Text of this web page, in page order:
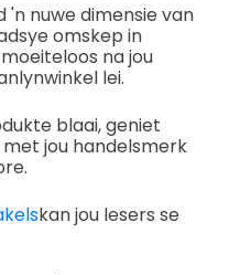
nuwe dimensie van
omskep in
na jou
lei.
blaai, geniet
jou handelsmerk
kan jou lesers se